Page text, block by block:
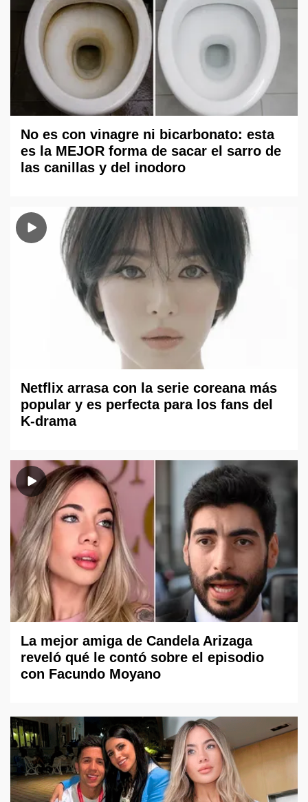
No es con vinagre ni bicarbonato: esta
es la MEJOR forma de sacar el sarro de
las canillas y del inodoro
Netflix arrasa con la serie coreana más
popular y es perfecta para los fans del
K-drama
La mejor amiga de Candela Arizaga
reveló qué le contó sobre el episodio
con Facundo Moyano